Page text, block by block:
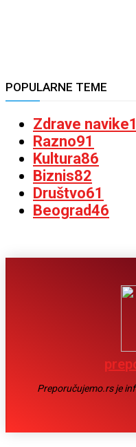
POPULARNE TEME
Zdrave navike
Razno91
Kultura86
Biznis82
Društvo61
Beograd46
Preporučujemo.rs je